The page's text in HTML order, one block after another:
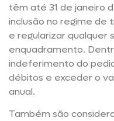
têm até 31 de janeiro
inclusão no regime de
e regularizar qualquer
enquadramento.
indeferimento do
débitos e exceder o
anual.
Também são